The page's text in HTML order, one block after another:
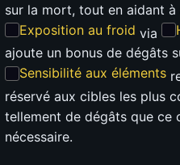
sur la mort, tout en aidant à
Exposition au froid via
ajoute un bonus de dégâts
Sensibilité aux éléments
réservé aux cibles les plus
tellement de dégâts que ce
nécessaire.